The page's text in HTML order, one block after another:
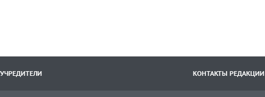
УЧРЕДИТЕЛИ КОНТАКТЫ РЕДАКЦИИ